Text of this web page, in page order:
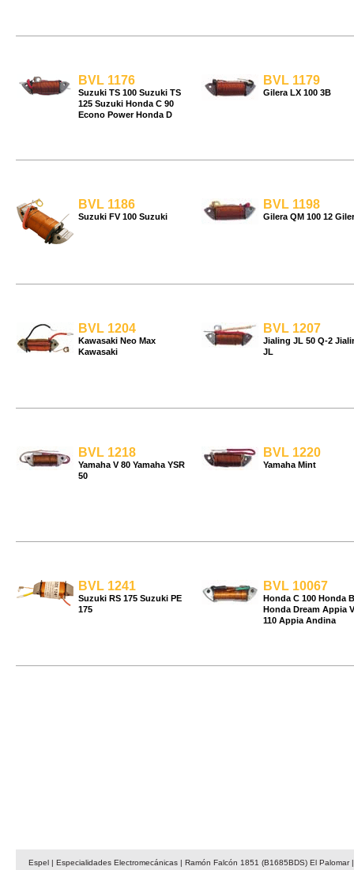
BVL 1176
Suzuki TS 100 Suzuki TS
125 Suzuki Honda C 90
Econo Power Honda D
BVL 1179
Gilera LX 100 3B
BVL 1186
Suzuki FV 100 Suzuki
BVL 1198
Gilera QM 100 12
BVL 1204
Kawasaki Neo Max
Kawasaki
BVL 1207
Jialing JL 50 Q-2
JL
BVL 1218
Yamaha V 80 Yamaha YSR
50
BVL 1220
Yamaha Mint
BVL 1241
Suzuki RS 175 Suzuki PE
175
BVL 10067
Honda C 100 Honda
Honda Dream Appia
110 Appia Andina
Espel | Especialidades Electromecánicas | Ramón Falcón 1851 (B1685BDS) El